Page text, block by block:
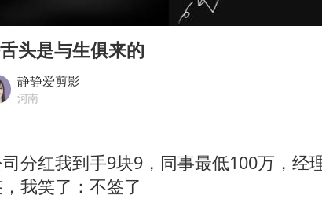
女子发现前夫婚内与第三者育子
以军士兵把枪口对准中国记者
萌娃帮爷爷脱玉米 卖力干活超可爱
灌溉水坝被隔成鱼塘 村民投诉20余
头是与生俱来的
静静爱剪影
河南
分红我到手9块9，同事最低100万，经
我笑了：不签了